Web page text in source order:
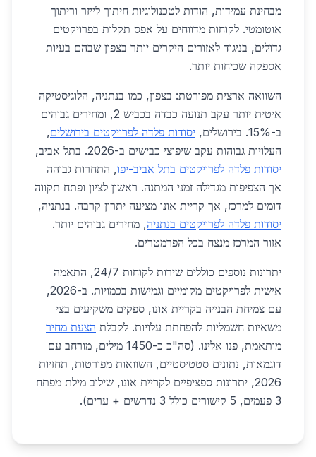
מבחינת עמידות, הודות לטכנולוגיות חיתוך לייזר וריתוך
אוטומטי. לקוחות מדווחים על אפס תקלות בפרויקטים
גדולים, בניגוד לאזורים היקרים יותר בצפון שבהם בעיות
אספקה שכיחות יותר.
השוואה ארצית מפורטת: בצפון, כמו בנתניה, הלוגיסטיקה
איטית יותר עקב תנועה כבדה בכביש 2, ומחירים גבוהים
ב-15%. בירושלים,
יסודות פלדה לפרויקטים בירושלים,
העלויות גבוהות עקב שיפוצי כבישים ב-2026. בתל אביב,
יסודות פלדה לפרויקטים בתל אביב-יפו, התחרות גבוהה
אך הצפיפות מגדילה זמני המתנה. ראשון לציון ופתח תקווה
דומים למרכז, אך קריית אונו מציעה יתרון קרבה. בנתניה,
יסודות פלדה לפרויקטים בנתניה, מחירים גבוהים יותר.
אזור המרכז מנצח בכל הפרמטרים.
יתרונות נוספים כוללים שירות לקוחות 24/7, התאמה
אישית לפרויקטים מקומיים וגמישות בכמויות. ב-2026,
עם צמיחת הבנייה בקריית אונו, ספקים משקיעים בצי
משאיות חשמליות להפחתת עלויות. לקבלת הצעת מחיר
מותאמת, פנו אלינו. (סה"כ כ-1450 מילים, מורחב עם
דוגמאות, נתונים סטטיסטיים, השוואות מפורטות, תחזיות
2026, יתרונות ספציפיים לקריית אונו, שילוב מילת מפתח
3 פעמים, 5 קישורים כולל 3 נדרשים + ערים).